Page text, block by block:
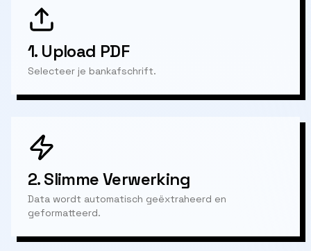
1. Upload PDF
Selecteer je bankafschrift.
2.Slimme Verwerking
Data wordt automatisch geëxtraheerd en
geformatteerd.